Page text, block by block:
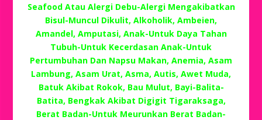
Seafood Atau Alergi Debu-Alergi Mengakibatkan
Bisul-Muncul Dikulit, Alkoholik, Ambeien,
Amandel, Amputasi, Anak-Untuk Daya Tahan
Tubuh-Untuk Kecerdasan Anak-Untuk
Pertumbuhan Dan Napsu Makan, Anemia, Asam
Lambung, Asam Urat, Asma, Autis, Awet Muda,
Batuk Akibat Rokok, Bau Mulut, Bayi-Balita-
Batita, Bengkak Akibat Digigit Tigaraksaga,
Berat Badan-Untuk Meurunkan Berat Badan-